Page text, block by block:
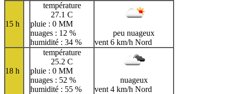
15 h
température
27.1 C
pluie : 0 MM
nuages : 12 %
humidité : 34 %
peu nuageux
vent 6 km/h Nord
18 h
température
25.2 C
pluie : 0 MM
nuages : 52 %
humidité : 55 %
nuageux
vent 4 km/h Nord